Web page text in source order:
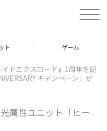
t
o
v
i
ト ゲーム
イドエクスロード』1周年を記
キャンペーン」が
属性ユニット「ヒー